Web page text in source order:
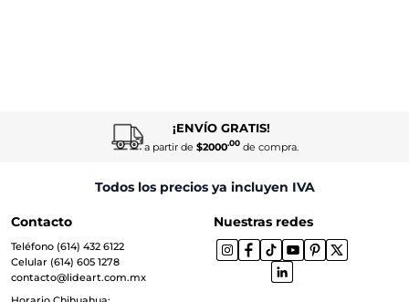
¡ENVÍO GRATIS!
a partir de $2000.00de compra.
Todos los precios ya incluyen IVA
Contacto
Teléfono (614) 432 6122
Celular (614) 605 1278
contacto@lideart.com.mx
Nuestras redes